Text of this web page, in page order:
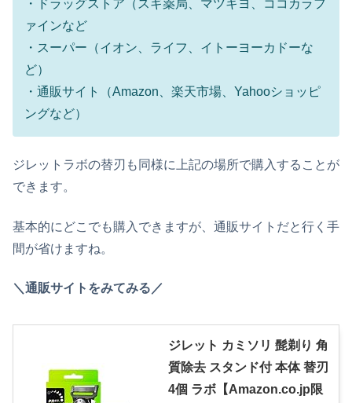
・ドラッグストア（スギ薬局、マツキヨ、ココカラフ
ァインなど
・スーパー（イオン、ライフ、イトーヨーカドーな
ど）
・通販サイト（Amazon、楽天市場、Yahooショッピ
ングなど）
ジレットラボの替刃も同様に上記の場所で購入することが
できます。
基本的にどこでも購入できますが、通販サイトだと行く手
間が省けますね。
＼通販サイトをみてみる／
ジレット カミソリ 髭剃り 角
質除去 スタンド付 本体 替刃
4個 ラボ【Amazon.co.jp限